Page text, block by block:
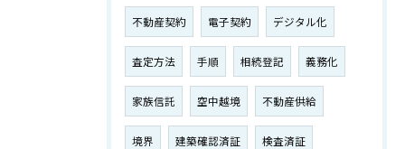
不動産契約 電子契約 デジタル化
査定方法 手順 相続登記 義務化
家族信託 空中越境 不動産供給
境界 建築確認済証 検査済証